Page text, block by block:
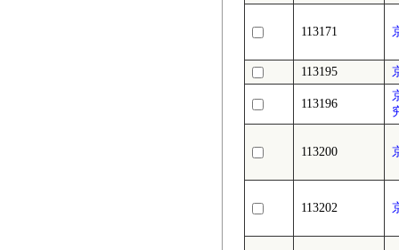
113171
113195
113196
113200
113202